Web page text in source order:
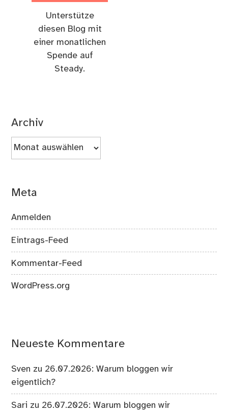
Unterstütze
diesen Blog mit
einer monatlichen
Spende auf
Steady.
Archiv
Archiv
Meta
Anmelden
Eintrags-Feed
Kommentar-Feed
WordPress.org
Neueste Kommentare
Sven zu 26.07.2026: Warum bloggen wir
eigentlich?
Sari zu 26.07.2026: Warum bloggen wir